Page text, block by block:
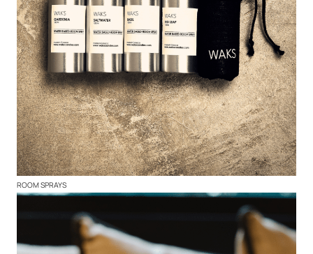
ROOM SPRAYS